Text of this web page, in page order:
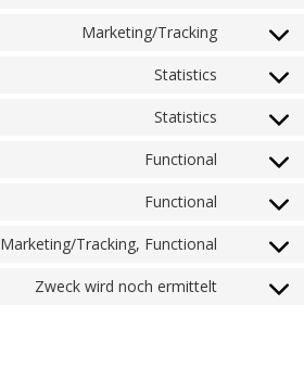
Marketing/Tracking
Statistics
Statistics
Functional
Functional
Marketing/Tracking, Functional
Zweck wird noch ermittelt